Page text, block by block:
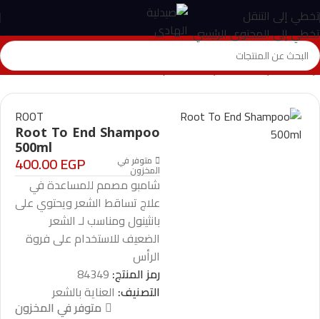
تخطي إلى التنقل
تخطي إلى المحتوى الرئيسي
الرئيسية>المتجر>العناية بالشعر>
Root To End Shampoo 500ml
ROOT
Root To End Shampoo
500ml
متوفر في
المخزون 400.00EGP
شامبو مصمم للمساعدة في
علاج تساقط الشعر ويحتوي على
بانثينول ومناسب لـ الشعر
الضعيف للاستخدام على فروة
الرأس
رمز المنتج: 84349
التصنيف: العناية بالشعر
متوفر في المخزون